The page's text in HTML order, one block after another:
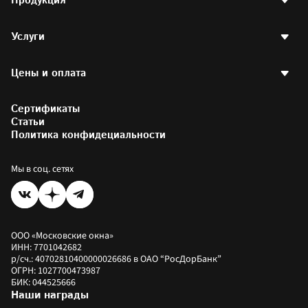
Контакты
Наши проекты
Написать директору
Фотогалерея
Пластиковые окна РЕХАУ
Готовые окна
Услуги
Остекление балконов
Остекление загородных домов
Установка пластиковых окон
Коммерческое остекление
Цены и оплата
Калькулятор окон РЕХАУ
Цены на окна
Как купить
Сертификаты
Статьи
Политика конфидециальности
Мы в соц. сетях
ООО «Московские окна»
ИНН: 7701042682
БИК: 044525666
р/сч.: 40702810400000026686 в ОАО “РосДорБанк”
ОГРН: 1027700473987
Наши награды